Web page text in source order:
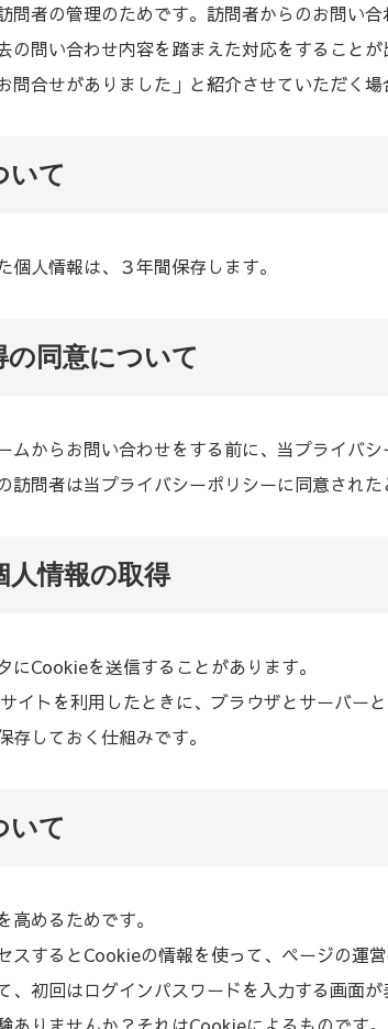
問者の管理のためです。訪問者からのお問い
の問い合わせ内容を踏まえた対応をすること
合せがありました」と紹介させていただく場
いて
人情報は、３年間保存します。
同意について
ムからお問い合わせをする前に、当プライバ
問者は当プライバシーポリシーに同意された
人情報の取得
Cookieを送信することがあります。
イトを利用したときに、ブラウザとサーバー
しておく仕組みです。
いて
めるためです。
スするとCookieの情報を使って、ページの運
、初回はログインパスワードを入力する画面